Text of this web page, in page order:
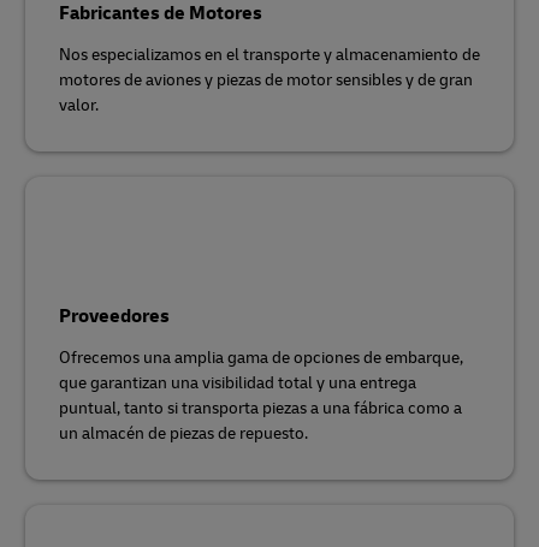
Fabricantes de Motores
Nos especializamos en el transporte y almacenamiento de
motores de aviones y piezas de motor sensibles y de gran
valor.
Proveedores
Ofrecemos una amplia gama de opciones de embarque,
que garantizan una visibilidad total y una entrega
puntual, tanto si transporta piezas a una fábrica como a
un almacén de piezas de repuesto.